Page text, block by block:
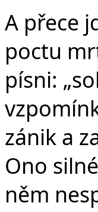
A přece
poctu
písni:
zánik a
Ono
něm